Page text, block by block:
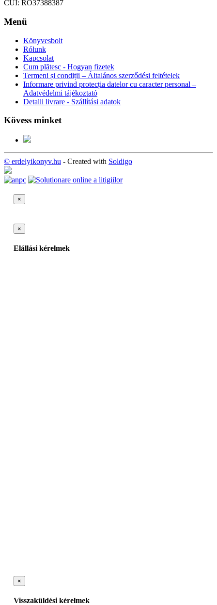
CUI: RO37388387
Menü
Könyvesbolt
Rólunk
Kapcsolat
Cum plătesc - Hogyan fizetek
Termeni și condiții – Általános szerződési feltételek
Informare privind protecția datelor cu caracter personal –
Adatvédelmi tájékoztató
Detalii livrare - Szállítási adatok
Kövess minket
© erdelyikonyv.hu - Created with Soldigo
×
×
Elállási kérelmek
×
Visszaküldési kérelmek